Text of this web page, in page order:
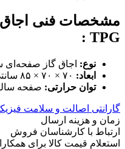
مشخصات فنی اجاق
TPG
:
نوع: اجاق گاز صفحه‌ای
ابعاد:
توان حرارتی: صفحه سالید
گارانتی اصالت و سلامت
زمان و هزینه ارسال
ارتباط با کارشناسان فروش
استعلام قیمت کالا برای